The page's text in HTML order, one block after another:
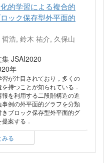
的学習による複合的
ック保存型外平面的
浩, 鈴木 祐介, 久保山
JSAI2020
年
が注目されており，多くの
持つことが知られている．
を利用する二段階構造の進
例の外平面的グラフを分類
ブロック保存型外平面的グ
案する．
みる